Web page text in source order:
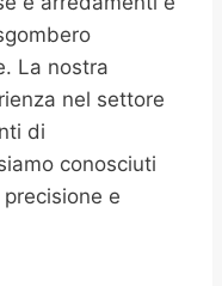
La nostra
nel settore
di
conosciuti
e